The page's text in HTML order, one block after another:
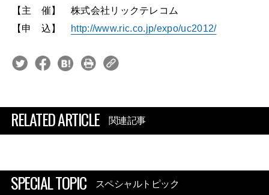
【主 催】 株式会社リックテレコム
【申 込】
http://www.ric.co.jp/expo/uc2012/
RELATED ARTICLE 関連記事
SPECIAL TOPIC スペシャルトピック